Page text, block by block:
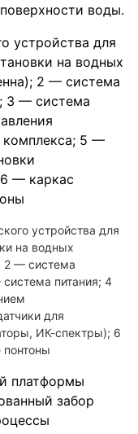
воды.
устройства для
на водных
2 — система
питания; 4
для
ИК-спектры); 6
платформы
забор